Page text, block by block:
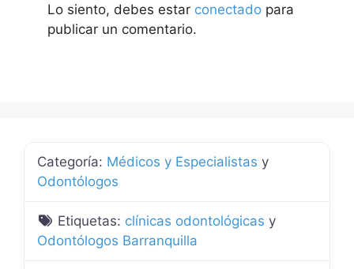
Lo siento, debes estar conectado para
publicar un comentario.
Categoría: Médicos y Especialistas y
Odontólogos
Etiquetas: clínicas odontológicas y
Odontólogos Barranquilla